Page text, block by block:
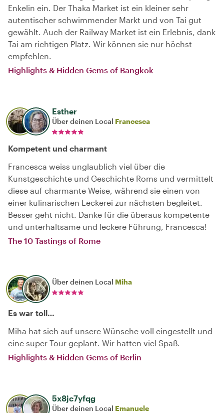
Enkelin ein. Der Thaka Market ist ein kleiner sehr
autentischer schwimmender Markt und von Tai gut
gewählt. Auch der Railway Market ist ein Erlebnis, dank
Tai am richtigen Platz. Wir können sie nur höchst
empfehlen.
Highlights & Hidden Gems of Bangkok
Esther
Über deinen Local Francesca
Kompetent und charmant
Francesca weiss unglaublich viel über die
Kunstgeschichte und Geschichte Roms und vermittelt
diese auf charmante Weise, während sie einen von
einer kulinarischen Leckerei zur nächsten begleitet.
Besser geht nicht. Danke für die überaus kompetente
und unterhaltsame und leckere Führung, Francesca!
The 10 Tastings of Rome
Über deinen Local Miha
Es war toll…
Miha hat sich auf unsere Wünsche voll eingestellt und
eine super Tour geplant. Wir hatten viel Spaß.
Highlights & Hidden Gems of Berlin
5x8jc7yfqg
Über deinen Local Emanuele